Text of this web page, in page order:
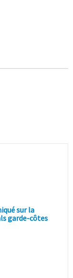
sur la
garde-côtes